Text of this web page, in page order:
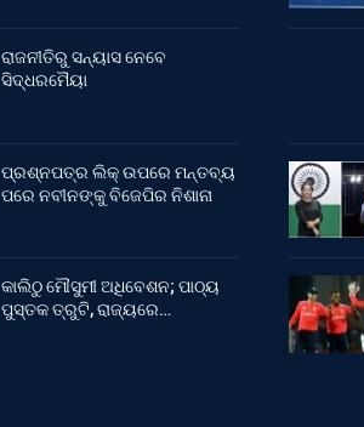
ରାଜନୀତିରୁ ସନ୍ୟାସ ନେବେ
ସିଦ୍ଧରମୈୟା
ପ୍ରଶ୍ନପତ୍ର ଲିକ୍ ଉପରେ ମନ୍ତବ୍ୟ
ପରେ ନବୀନଙ୍କୁ ବିଜେପିର ନିଶାନା
କାଲିଠୁ ମୌସୁମୀ ଅଧିବେଶନ; ପାଠ୍ୟ
ପୁସ୍ତକ ତ୍ରୁଟି, ରାଜ୍ୟରେ…